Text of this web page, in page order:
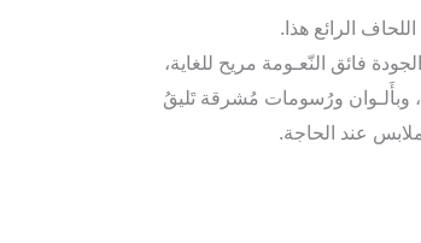
الرائع هذا.
وبأَلـوان ورُسومات مُشرقة تَليقُ
عند الحاجة.